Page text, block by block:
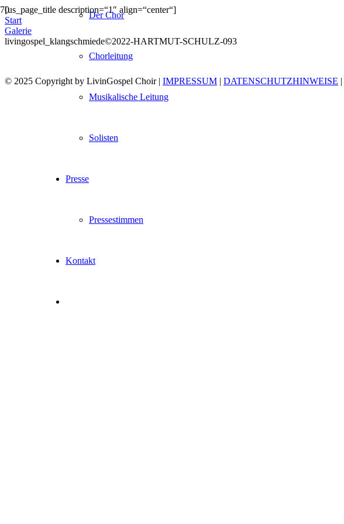
Der Chor
Chorleitung
Musikalische Leitung
Solisten
Presse
Pressestimmen
Kontakt
[us_page_title description=“1″ align=“center“]
Start
Galerie
livingospel_klangschmiede©2022-HARTMUT-SCHULZ-093
© 2025 Copyright by LivinGospel Choir | IMPRESSUM | DATENSCHUTZHINWEISE |